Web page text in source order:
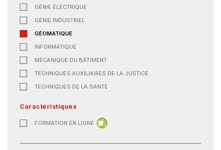
GÉNIE ÉLECTRIQUE
GÉNIE INDUSTRIEL
GÉOMATIQUE
INFORMATIQUE
MÉCANIQUE DU BÂTIMENT
TECHNIQUES AUXILIAIRES DE LA JUSTICE
TECHNIQUES DE LA SANTÉ
Caractéristiques
FORMATION EN LIGNE